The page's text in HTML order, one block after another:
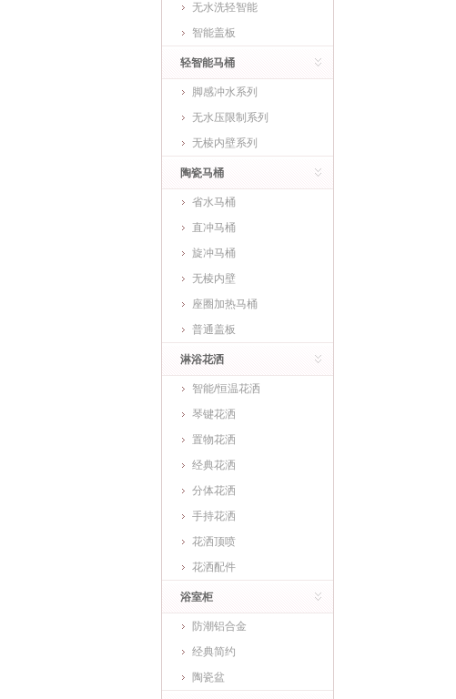
无水洗轻智能
智能盖板
轻智能马桶
脚感冲水系列
无水压限制系列
无棱内壁系列
陶瓷马桶
省水马桶
直冲马桶
旋冲马桶
无棱内壁
座圈加热马桶
普通盖板
淋浴花洒
智能/恒温花洒
琴键花洒
置物花洒
经典花洒
分体花洒
手持花洒
花洒顶喷
花洒配件
浴室柜
防潮铝合金
经典简约
陶瓷盆